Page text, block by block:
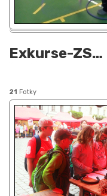
Exkurse-ZS…
21 Fotky